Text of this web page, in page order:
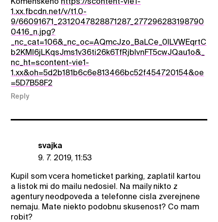
1.xx.fbcdn.net/v/t1.0-
9/66091671_2312047828871287_277296283198790
0416_n.jpg?
_nc_cat=106&_nc_oc=AQmcJzo_BaLCe_0ILVWEqrtC
b2KMl6jLKqsJms1v36ti26k6TfRjbIvnFT5cwJQau1o&_
nc_ht=scontent-vie1-
1.xx&oh=5d2b181b6c6e813466bc52f454720154&oe
=5D7B58F2
Reply
svajka
9. 7. 2019, 11:53
Kupil som vcera hometicket parking, zaplatil kartou
a listok mi do mailu nedosiel. Na maily nikto z
agentury neodpoveda a telefonne cisla zverejnene
nemaju. Mate niekto podobnu skusenost? Co mam
robit?